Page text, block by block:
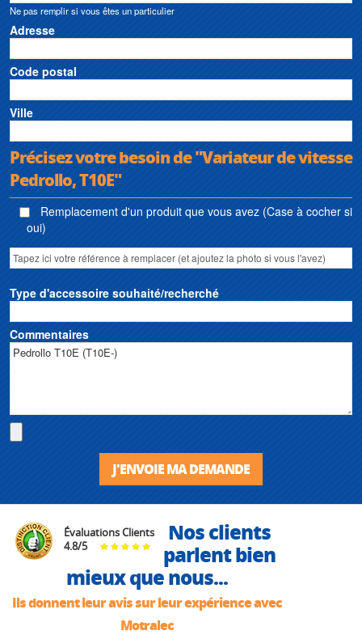
Ne pas remplir si vous êtes un particulier
Adresse
Code postal
Ville
Précisez votre besoin de "Variateur de vitesse
Pedrollo, T10E"
Remplacement d'un produit que vous avez (Case à cocher si
oui)
Type d'accessoire souhaité/recherché
Commentaires
J'ENVOIE MA DEMANDE
Évaluations Clients
4.8/5
Nos clients
parlent bien
mieux que nous...
Ils donnent leur avis sur leur expérience avec
Motralec